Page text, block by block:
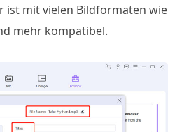
ist mit vielen Bildformaten wie
mehr kompatibel.